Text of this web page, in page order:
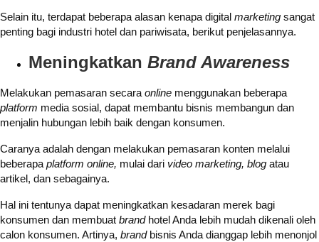
Selain itu, terdapat beberapa alasan kenapa digital marketing sangat
penting bagi industri hotel dan pariwisata, berikut penjelasannya.
Meningkatkan Brand Awareness
Melakukan pemasaran secara online menggunakan beberapa
platform media sosial, dapat membantu bisnis membangun dan
menjalin hubungan lebih baik dengan konsumen.
Caranya adalah dengan melakukan pemasaran konten melalui
beberapa platform online, mulai dari video marketing, blog atau
artikel, dan sebagainya.
Hal ini tentunya dapat meningkatkan kesadaran merek bagi
konsumen dan membuat brand hotel Anda lebih mudah dikenali oleh
calon konsumen. Artinya, brand bisnis Anda dianggap lebih menonjol